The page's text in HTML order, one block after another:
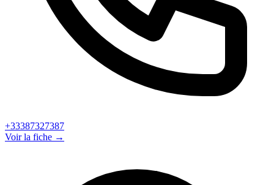
+33387327387
Voir la fiche →